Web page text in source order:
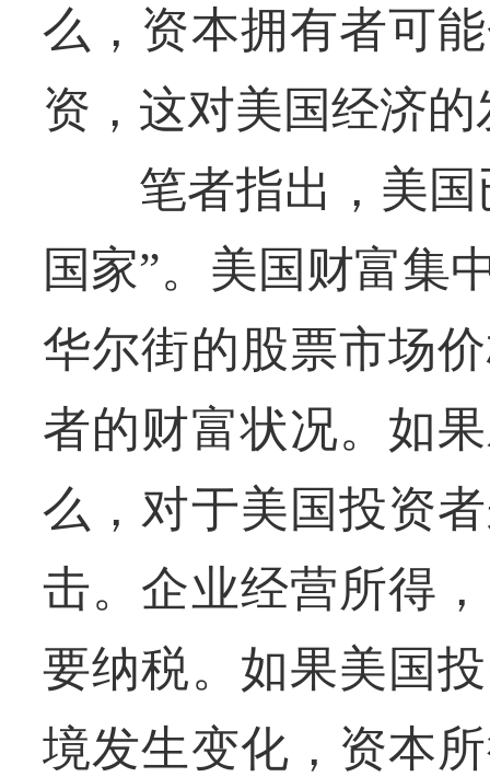
么，资本拥有者可
资，这对美国经济
笔者指出，美国
国家”。美国财富集
华尔街的股票市场
者的财富状况。如
么，对于美国投资
击。企业经营所得
要纳税。如果美国
境发生变化，资本